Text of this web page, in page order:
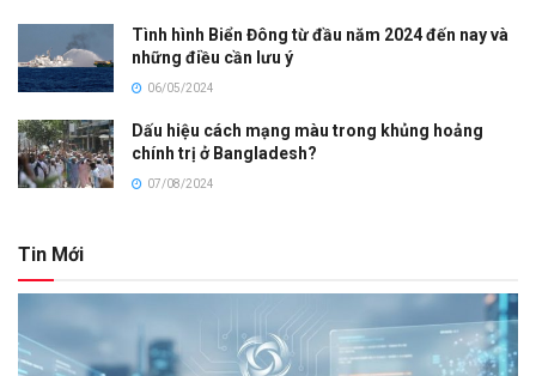
Tình hình Biển Đông từ đầu năm 2024 đến nay và
những điều cần lưu ý
06/05/2024
Dấu hiệu cách mạng màu trong khủng hoảng
chính trị ở Bangladesh?
07/08/2024
Tin Mới